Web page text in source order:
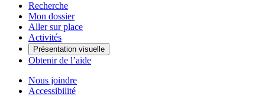
Recherche
Mon dossier
Aller sur place
Activités
Présentation visuelle
Obtenir de l’aide
Nous joindre
Accessibilité